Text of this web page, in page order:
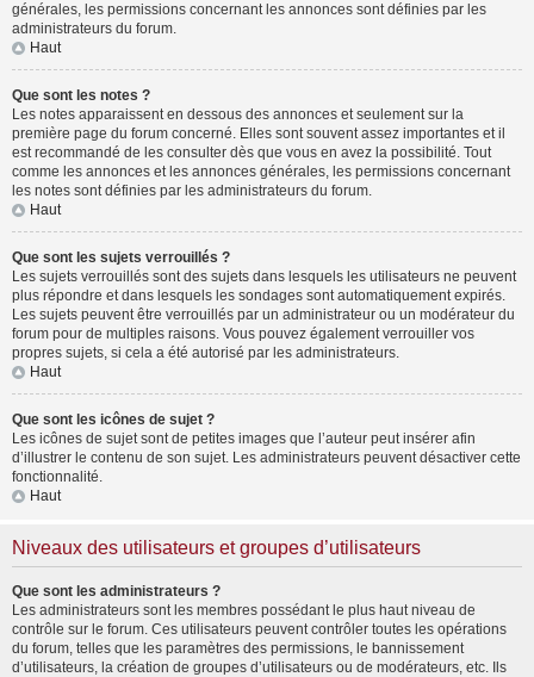
générales, les permissions concernant les annonces sont définies par les
administrateurs du forum.
Haut
Que sont les notes ?
Les notes apparaissent en dessous des annonces et seulement sur la
première page du forum concerné. Elles sont souvent assez importantes et il
est recommandé de les consulter dès que vous en avez la possibilité. Tout
comme les annonces et les annonces générales, les permissions concernant
les notes sont définies par les administrateurs du forum.
Haut
Que sont les sujets verrouillés ?
Les sujets verrouillés sont des sujets dans lesquels les utilisateurs ne peuvent
plus répondre et dans lesquels les sondages sont automatiquement expirés.
Les sujets peuvent être verrouillés par un administrateur ou un modérateur du
forum pour de multiples raisons. Vous pouvez également verrouiller vos
propres sujets, si cela a été autorisé par les administrateurs.
Haut
Que sont les icônes de sujet ?
Les icônes de sujet sont de petites images que l’auteur peut insérer afin
d’illustrer le contenu de son sujet. Les administrateurs peuvent désactiver cette
fonctionnalité.
Haut
Niveaux des utilisateurs et groupes d’utilisateurs
Que sont les administrateurs ?
Les administrateurs sont les membres possédant le plus haut niveau de
contrôle sur le forum. Ces utilisateurs peuvent contrôler toutes les opérations
du forum, telles que les paramètres des permissions, le bannissement
d’utilisateurs, la création de groupes d’utilisateurs ou de modérateurs, etc. Ils